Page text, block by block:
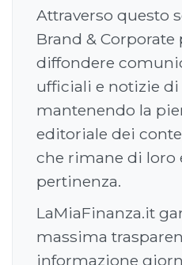
Attraverso questo
Brand & Corporate
diffondere
ufficiali e notizie
mantenendo la
editoriale dei
che rimane di loro
pertinenza.
LaMiaFinanza.it
massima
informazione